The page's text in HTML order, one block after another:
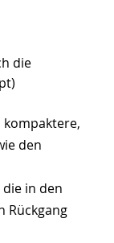
die
den
in den
Rückgang